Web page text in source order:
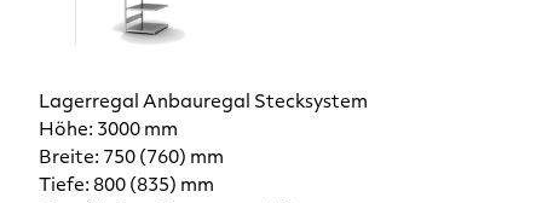
Lagerregal Anbauregal Stecksystem
Höhe: 3000 mm
Breite: 750 (760) mm
Tiefe: 800 (835) mm